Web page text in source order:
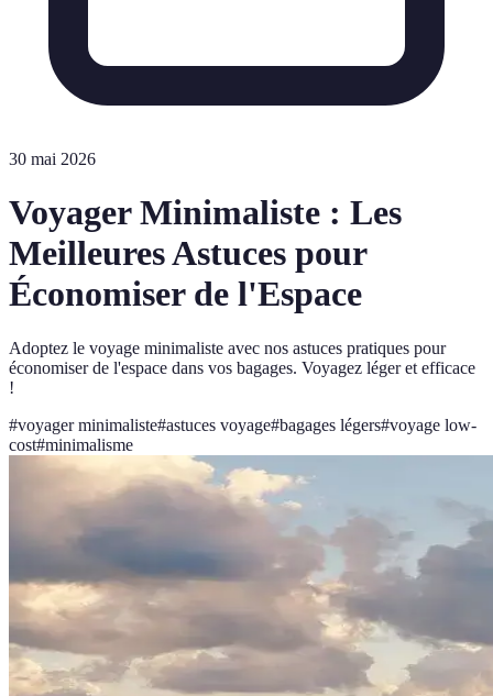
30 mai 2026
Voyager Minimaliste : Les
Meilleures Astuces pour
Économiser de l'Espace
Adoptez le voyage minimaliste avec nos astuces pratiques pour
économiser de l'espace dans vos bagages. Voyagez léger et efficace
!
#voyager minimaliste#astuces voyage#bagages légers#voyage low-
cost#minimalisme